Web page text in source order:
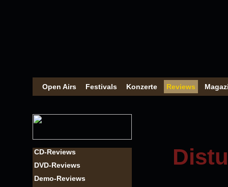
Open Airs Festivals Konzerte Reviews
CD-Reviews
DVD-Reviews
Demo-Reviews